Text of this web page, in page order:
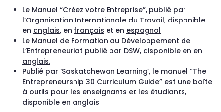
Le Manuel “Créez votre Entreprise”, publié par
l’Organisation Internationale du Travail, disponible
en anglais, en français et en espagnol
Le Manuel de Formation au Développement de
L’Entrepreneuriat publié par DSW, disponible en en
anglais.
Publié par ‘Saskatchewan Learning’, le manuel “The
Entrepreneurship 30 Curriculum Guide” est une boîte
à outils pour les enseignants et les étudiants,
disponible en anglais